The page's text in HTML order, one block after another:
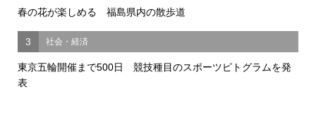
春の花が楽しめる 福島県内の散歩道
3 社会・経済
東京五輪開催まで500日 競技種目のスポーツピトグラムを発
表